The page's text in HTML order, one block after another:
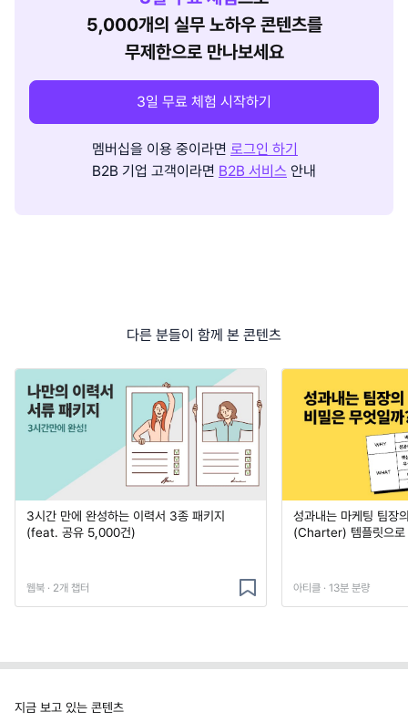
5,000개의 실무 노하우 콘텐츠를
무제한으로 만나보세요
3일 무료 체험 시작하기
멤버십을 이용 중이라면 로그인 하기
B2B 기업 고객이라면 B2B 서비스 안내
다른 분들이 함께 본 콘텐츠
3시간 만에 완성하는 이력서 3종 패키지
(feat. 공유 5,000건)
웹북 · 2개 챕터
성과내는 마케팅 팀장
(Charter) 템플릿으로
아티클 · 13분 분량
지금 보고 있는 콘텐츠